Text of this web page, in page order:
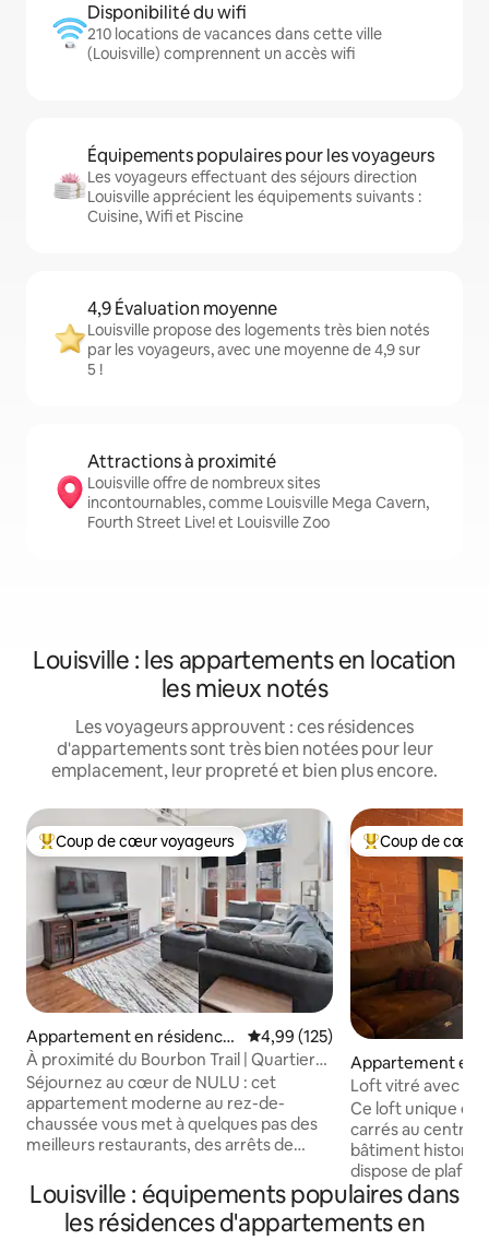
Disponibilité du wifi
210 locations de vacances dans cette ville
(Louisville) comprennent un accès wifi
Équipements populaires pour les voyageurs
Les voyageurs effectuant des séjours direction
Louisville apprécient les équipements suivants :
Cuisine, Wifi et Piscine
4,9 Évaluation moyenne
Louisville propose des logements très bien notés
par les voyageurs, avec une moyenne de 4,9 sur
5 !
Attractions à proximité
Louisville offre de nombreux sites
incontournables, comme Louisville Mega Cavern,
Fourth Street Live! et Louisville Zoo
Louisville : les appartements en location
les mieux notés
Les voyageurs approuvent : ces résidences
d'appartements sont très bien notées pour leur
emplacement, leur propreté et bien plus encore.
Coups de cœur voyageurs les plus appréciés
Coup de cœur voyageurs
Appartement en résidence
⋅ East Market District
Évaluation moyenne sur la
4,99 (125)
À proximité du Bourbon Trail | Quartier
NULU | Parking sécurisé
Séjournez au cœur de NULU : cet
appartement moderne au rez-de-
chaussée vous met à quelques pas des
meilleurs restaurants, des arrêts de
Louisville. Marchez jusqu'à vos endroits
préférés comme Angel's Envy et Rabbit
Hole Distillery, profitez de tous les
Coups de cœur
Coup de cœur
Appartement en
⋅ Centre-ville des
Loft vitré avec
Ce loft unique et
carrés au centre-
bâtiment
dispose de
mur de fenêtres
des affaires de
la rivière Ohio/
Louisville : équipements populaires dans
les résidences d'appartements en